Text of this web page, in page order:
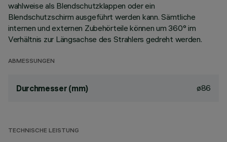
wahlweise als Blendschutzklappen oder ein
Blendschutzschirm ausgeführt werden kann. Sämtliche
internen und externen Zubehörteile können um 360° im
Verhältnis zur Längsachse des Strahlers gedreht werden.
ABMESSUNGEN
Durchmesser (mm) ø86
TECHNISCHE LEISTUNG